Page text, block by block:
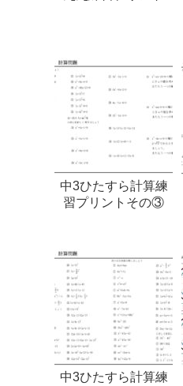
中3ひたすら計算練
習プリントその③
中3ひたすら計算練